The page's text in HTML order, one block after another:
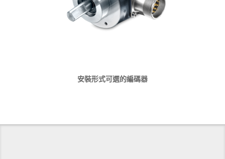
安裝形式可選的編碼器